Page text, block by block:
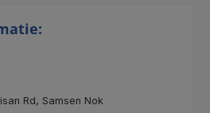
Rd, Samsen Nok